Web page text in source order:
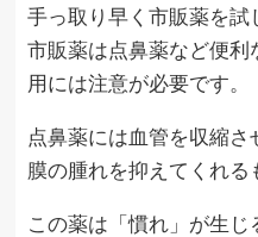
手っ取り早く市販薬を試
市販薬は点鼻薬など便
用には注意が必要です。
点鼻薬には血管を収縮
膜の腫れを抑えてくれる
この薬は「慣れ」が生